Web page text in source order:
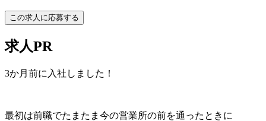
この求人に応募する
求人PR
3か月前に入社しました！
最初は前職でたまたま今の営業所の前を通ったときに